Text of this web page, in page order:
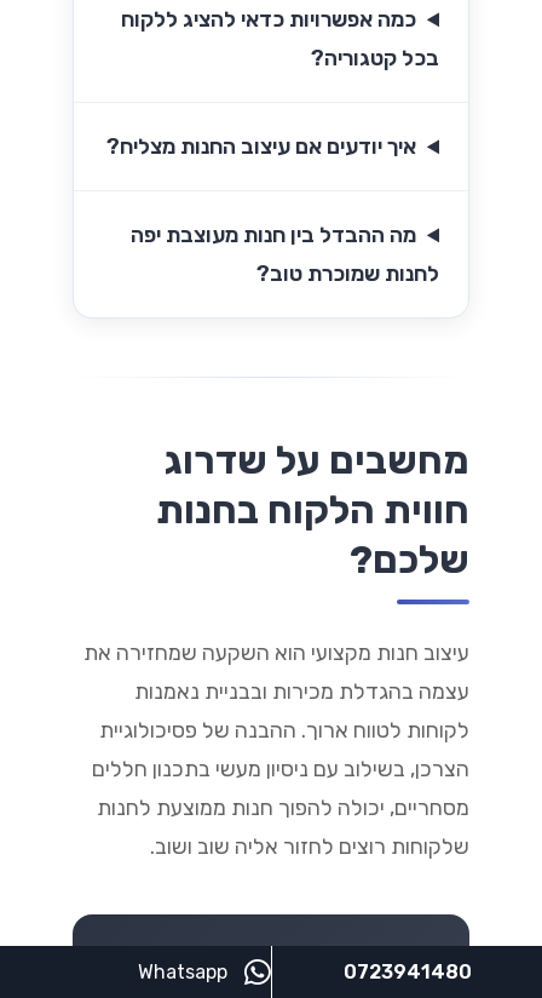
כמה אפשרויות כדאי להציג ללקוח
בכל קטגוריה?
איך יודעים אם עיצוב החנות מצליח?
מה ההבדל בין חנות מעוצבת יפה
לחנות שמוכרת טוב?
מחשבים על שדרוג
חווית הלקוח בחנות
שלכם?
עיצוב חנות מקצועי הוא השקעה שמחזירה את
עצמה בהגדלת מכירות ובבניית נאמנות
לקוחות לטווח ארוך. ההבנה של פסיכולוגיית
הצרכן, בשילוב עם ניסיון מעשי בתכנון חללים
מסחריים, יכולה להפוך חנות ממוצעת לחנות
שלקוחות רוצים לחזור אליה שוב ושוב.
נשמח לעמוד לרשותכם וללוות
0723941480
Whatsapp